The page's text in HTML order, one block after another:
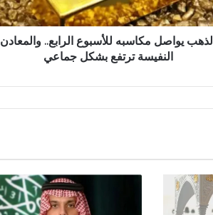
الذهب يواصل مكاسبه للأسبوع الرابع.. والمعادن
النفيسة ترتفع بشكل جماعي